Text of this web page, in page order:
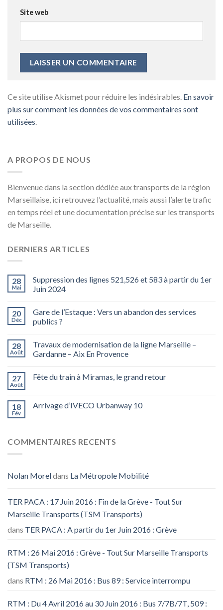
Site web
Ce site utilise Akismet pour réduire les indésirables. En savoir
plus sur comment les données de vos commentaires sont
utilisées.
A PROPOS DE NOUS
Bienvenue dans la section dédiée aux transports de la région
Marseillaise, ici retrouvez l’actualité, mais aussi l’alerte trafic
en temps réel et une documentation précise sur les transports
de Marseille.
DERNIERS ARTICLES
28
Mai
Suppression des lignes 521,526 et 583 à partir du 1er
Juin 2024
20
Déc
Gare de l’Estaque : Vers un abandon des services
publics ?
28
Août
Travaux de modernisation de la ligne Marseille –
Gardanne – Aix En Provence
27
Août
Fête du train à Miramas, le grand retour
18
Fév
Arrivage d’IVECO Urbanway 10
COMMENTAIRES RECENTS
Nolan Moreldans La Métropole Mobilité
TER PACA : 17 Juin 2016 : Fin de la Grève - Tout Sur
Marseille Transports (TSM Transports)
dans TER PACA : A partir du 1er Juin 2016 : Grève
RTM : 26 Mai 2016 : Grève - Tout Sur Marseille Transports
(TSM Transports)
dans RTM : 26 Mai 2016 : Bus 89 : Service interrompu
RTM : Du 4 Avril 2016 au 30 Juin 2016 : Bus 7/7B/7T, 509 :